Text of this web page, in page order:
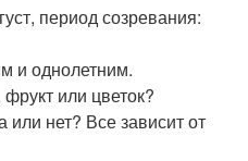
период созревания:
и однолетним.
или цветок?
нет? Все зависит от